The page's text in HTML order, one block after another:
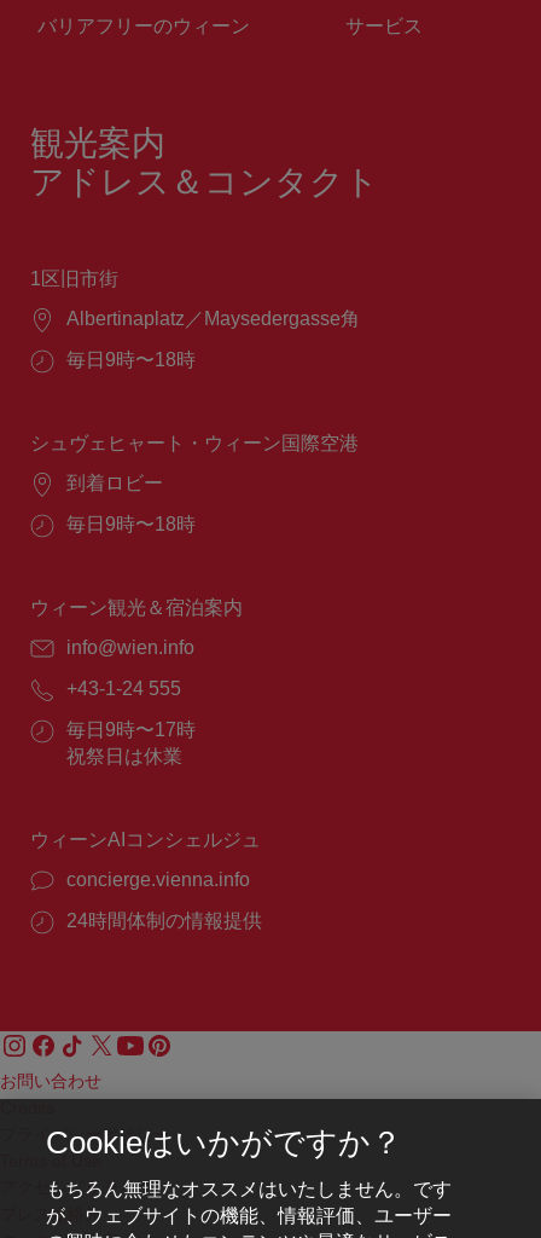
バリアフリーのウィーン サービス
観光案内
アドレス＆コンタクト
1区旧市街
場
Albertinaplatz／Maysedergasse角
営
間：
毎日9時〜18時
シュヴェヒャート・ウィーン国際空港
場
到着ロビー
営
間：
毎日9時〜18時
ウィーン観光＆宿泊案内
E
ー
ル：
info@wien.info
電
番
号：
+43-1-24 555
営
業
毎日9時〜17時
祝祭日は休業
ウィーンAIコンシェルジュ
concierge.vienna.info
24時間体制の情報提供
お問い合わせ
プライバシーポリシー
アクセシビリティ
プレス連絡先
Cookieはいかがですか？
もちろん無理なオススメはいたしません。です
が、ウェブサイトの機能、情報評価、ユーザー